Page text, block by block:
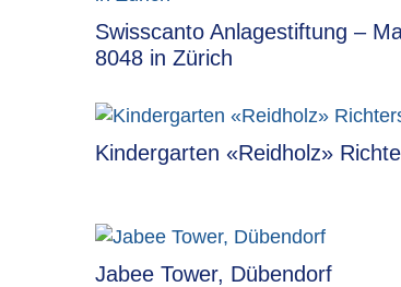
Swisscanto Anlagestiftung –
8048 in Zürich
Kindergarten «Reidholz»
Jabee Tower, Dübendorf